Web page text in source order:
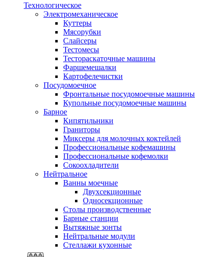
Технологическое
Электромеханическое
Куттеры
Мясорубки
Слайсеры
Тестомесы
Тестораскаточные машины
Фаршемешалки
Картофелечистки
Посудомоечное
Фронтальные посудомоечные машины
Купольные посудомоечные машины
Барное
Кипятильники
Граниторы
Миксеры для молочных коктейлей
Профессиональные кофемашины
Профессиональные кофемолки
Сокоохладители
Нейтральное
Ванны моечные
Двухсекционные
Односекционные
Столы производственные
Барные станции
Вытяжные зонты
Нейтральные модули
Стеллажи кухонные